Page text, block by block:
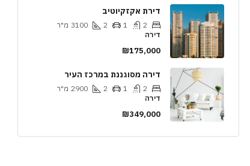
דירת אקזקיוטיב
2
1
2
3100 מ"ר
דירה
₪175,000
דירה מסוגננת במרכז העיר
2
1
2
2900 מ"ר
דירה
₪349,000